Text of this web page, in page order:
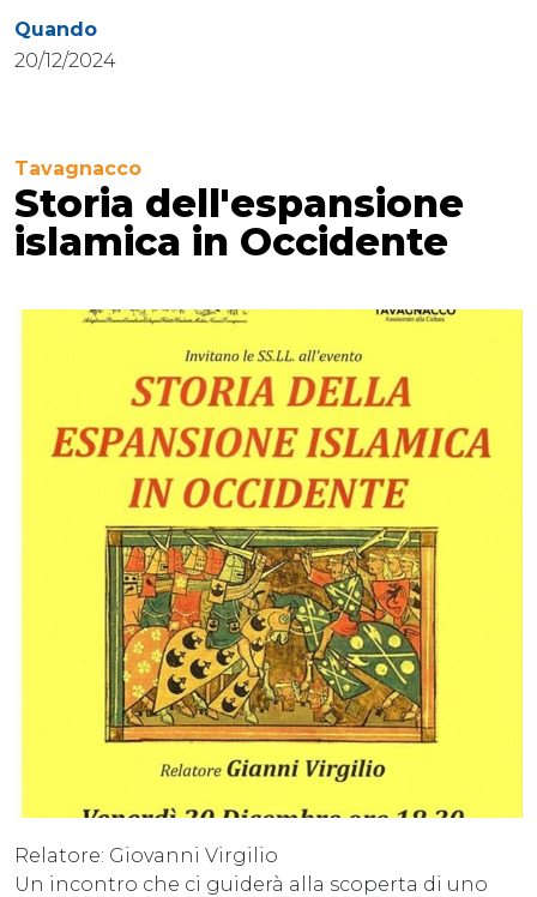
Quando
20/12/2024
Tavagnacco
Storia dell'espansione
islamica in Occidente
Relatore: Giovanni Virgilio
Un incontro che ci guiderà alla scoperta di uno